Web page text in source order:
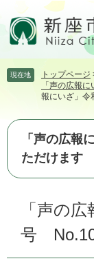
頭飛
て
へ
現在地 トップページ
「声の広報
報にいざ」
「声の広報
ただけます
「声の
号